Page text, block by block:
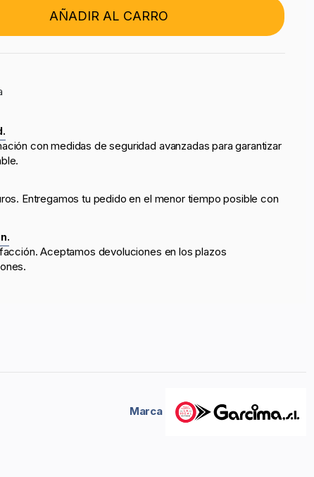
AÑADIR AL CARRO
con medidas de seguridad avanzadas para garantizar
Entregamos tu pedido en el menor tiempo posible con
Aceptamos devoluciones en los plazos
Marca